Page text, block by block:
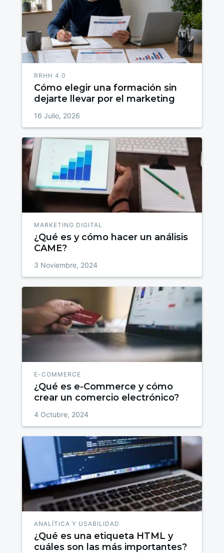
RRHH 4.0
Cómo elegir una formación sin
dejarte llevar por el marketing
16 Julio, 2026
MARKETING DIGITAL
¿Qué es y cómo hacer un análisis
CAME?
3 Noviembre, 2024
E-COMMERCE
¿Qué es e-Commerce y cómo
crear un comercio electrónico?
4 Octubre, 2024
ANALÍTICA Y USABILIDAD
¿Qué es una etiqueta HTML y
cuáles son las más importantes?